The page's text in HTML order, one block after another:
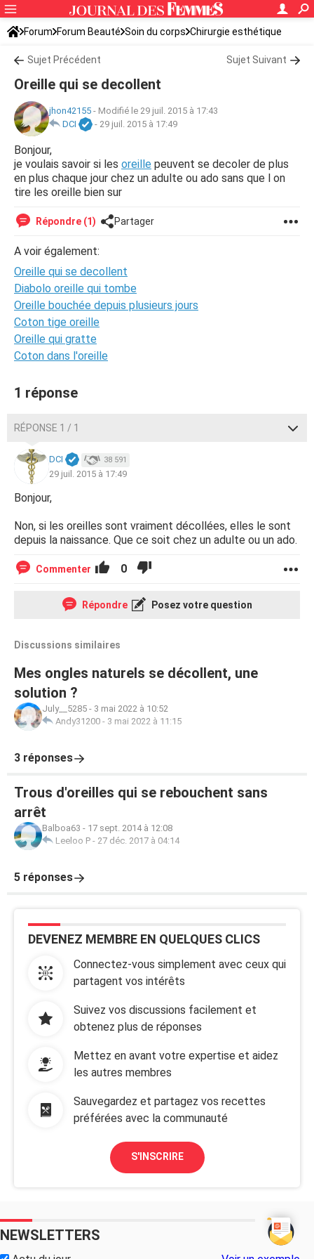
Forum Forum Beauté Soin du corps Chirurgie esthétique
Sujet Précédent Sujet Suivant
Oreille qui se decollent
jhon42155 - Modifié le 29 juil. 2015 à 17:43
DCI
- 29 juil. 2015 à 17:49
Bonjour,
je voulais savoir si les oreille peuvent se decoler de plus
en plus chaque jour chez un adulte ou ado sans que l on
tire les oreille bien sur
Répondre (1) Partager
A voir également:
Oreille qui se decollent
Diabolo oreille qui tombe
Oreille bouchée depuis plusieurs jours
Coton tige oreille
Oreille qui gratte
Coton dans l'oreille
1 réponse
RÉPONSE 1 / 1
DCI 38 591
29 juil. 2015 à 17:49
Bonjour,
Non, si les oreilles sont vraiment décollées, elles le sont
depuis la naissance. Que ce soit chez un adulte ou un ado.
Commenter 0
Répondre Posez votre question
Discussions similaires
Mes ongles naturels se décollent, une
solution ?
July__5285 - 3 mai 2022 à 10:52
Andy31200 - 3 mai 2022 à 11:15
3 réponses
Trous d'oreilles qui se rebouchent sans
arrêt
Balboa63 - 17 sept. 2014 à 12:08
Leeloo P - 27 déc. 2017 à 04:14
5 réponses
DEVENEZ MEMBRE EN QUELQUES CLICS
Connectez-vous simplement avec ceux qui
partagent vos intérêts
Suivez vos discussions facilement et
obtenez plus de réponses
Mettez en avant votre expertise et aidez
les autres membres
Sauvegardez et partagez vos recettes
préférées avec la communauté
S'INSCRIRE
NEWSLETTERS